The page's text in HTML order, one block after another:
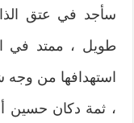
سأجد في عتق
طويل ، ممتد في
استهدافها من وجه
، ثمة دكان حسين